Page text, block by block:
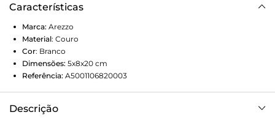
Características
Marca: Arezzo
Material: Couro
Cor: Branco
Dimensões: 5x8x20 cm
Referência: A5001106820003
Descrição